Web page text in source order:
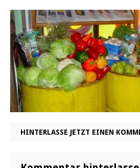
HINTERLASSE JETZT EINEN